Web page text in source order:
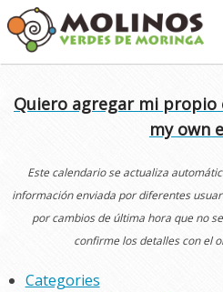
Skip
to
content
Quiero agregar mi
my own
Este calendario se actualiza
información enviada por diferentes
por cambios de última hora que no
confirme los detalles con el
Categories